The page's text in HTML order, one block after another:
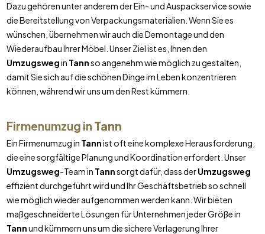
Dazu gehören unter anderem der Ein- und Auspackservice sowie
die Bereitstellung von Verpackungsmaterialien. Wenn Sie es
wünschen, übernehmen wir auch die Demontage und den
Wiederaufbau Ihrer Möbel. Unser Ziel ist es, Ihnen den
Umzugswegin Tannso angenehm wie möglich zu gestalten,
damit Sie sich auf die schönen Dinge im Leben konzentrieren
können, während wir uns um den Rest kümmern.
Firmenumzug in Tann
Ein Firmenumzug in Tannist oft eine komplexe Herausforderung,
die eine sorgfältige Planung und Koordination erfordert. Unser
Umzugsweg-Team in Tannsorgt dafür, dass derUmzugsweg
effizient durchgeführt wird und Ihr Geschäftsbetrieb so schnell
wie möglich wieder aufgenommen werden kann. Wir bieten
maßgeschneiderte Lösungen für Unternehmen jeder Größe in
Tannund kümmern uns um die sichere Verlagerung Ihrer